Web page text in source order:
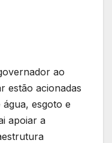
ao
estão acionadas
esgoto e
apoiar a